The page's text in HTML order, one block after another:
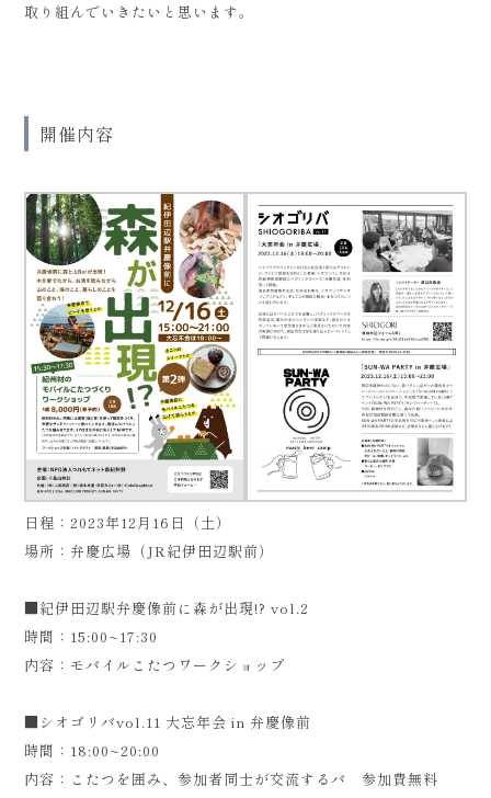
取り組んでいきたいと思います。
開催内容
日程：2023年12月16日（土）
場所：弁慶広場（JR紀伊田辺駅前）
■紀伊田辺駅弁慶像前に森が出現!? vol.2
時間：15:00~17:30
内容：モバイルこたつワークショップ
■シオゴリバvol.11 大忘年会 in 弁慶像前
時間：18:00~20:00
内容：こたつを囲み、参加者同士が交流するバ 参加費無料